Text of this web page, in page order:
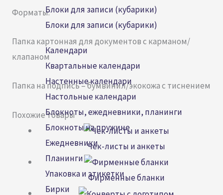
Блоки для записи (кубарики)
Блоки для записи (кубарики)
Календари
Квартальные календари
Настенные календари
Настольные календари
Блокноты, ежедневники, планинги
Блокноты на пружине
Ежедневники
Планинги
Упаковка и этикетки
Бирки
Форматы:
Папка картонная для документов с карманом/
клапаном
Папка на подпись – бумвинил/экокожа с тиснением
Похожие товары
Чек-листы и анкеты
Фирменные бланки